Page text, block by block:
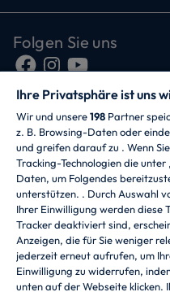
Folgen Sie uns
CANDY HOOVER
Alleingesellschafter -
20861 Brugherio (MB) -
Via Privata Eden
und Via Trento 20/A-22 -
- Tel.: +39.039.2086.1 -
Grundkapital
Ihre Privatsphäre ist uns
Wir und unsere198 Partner
z. B. Browsing-Daten oder
und greifen darauf zu . Wenn
Tracking-Technologien die
Daten, um Folgendes
unterstützen. . Durch Auswahl
Ihrer Einwilligung werden diese
Tracker deaktiviert sind,
Anzeigen, die für Sie weniger
jederzeit erneut aufrufen, um
Einwilligung zu widerrufen,
unten auf der Webseite klicken.